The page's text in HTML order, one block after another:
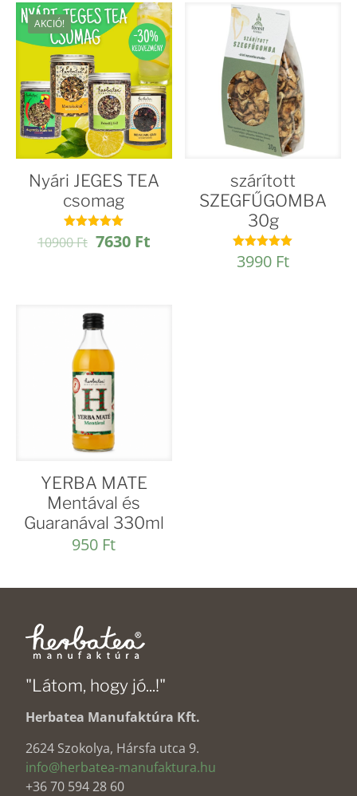
AKCIÓ!
Nyári JEGES TEA
csomag
Értékelés:
5.00
10900Ft Original
7630 FtCurrent
szárított
SZEGFŰGOMBA
30g
Értékelés:
5.00
3990 Ft
YERBA MATE
Mentával és
Guaranával 330ml
950 Ft
"Látom, hogy jó...!"
Herbatea Manufaktúra Kft.
2624 Szokolya, Hársfa utca 9.
info@herbatea-manufaktura.hu
+36 70 594 28 60